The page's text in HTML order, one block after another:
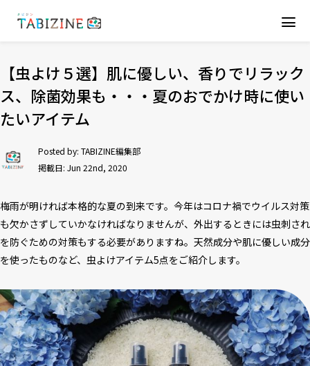
【虫よけ５選】肌に優しい、香りでリラック
ス、除菌効果も・・・夏のおでかけ時に使い
たいアイテム
Posted by: TABIZINE編集部
掲載日: Jun 22nd, 2020
梅雨が明ければ本格的な夏の到来です。今年はコロナ禍でウイルス対策
も欠かさずしていかなければなりませんが、外出するときには虫刺され
を防ぐための対策もする必要がありますね。天然成分や肌に優しい成分
を使ったものなど、虫よけアイテム5点をご紹介します。